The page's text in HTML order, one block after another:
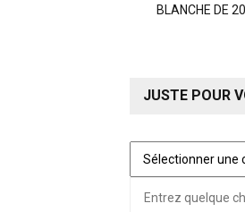
BLANCHE DE
JUSTE POUR
pour
pour :